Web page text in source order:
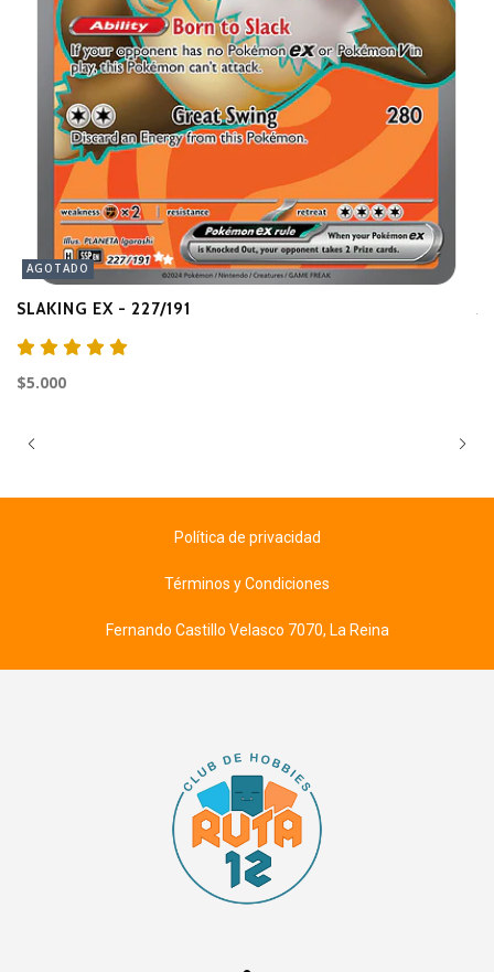
AGOTADO
SLAKING EX - 227/191
$5.000
Política de privacidad
Términos y Condiciones
Fernando Castillo Velasco 7070, La Reina